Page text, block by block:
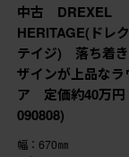
中古 DREXEL
HERITAGE(ドレ
テイジ) 落ち着
ザインが上品なラ
ア 定価約40万
090808)
幅：670㎜